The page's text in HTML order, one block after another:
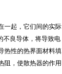
一起，它们间的实际
不良导体，将导致电
热性的热界面材料填
阻，使散热器的作用